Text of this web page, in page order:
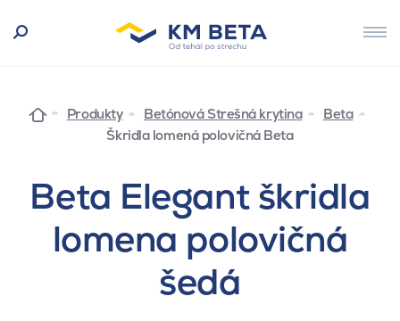
Produkty Betónová Strešná krytina
Beta
Škridla lomená polovičná Beta
Beta Elegant škridla
lomena polovičná
šedá